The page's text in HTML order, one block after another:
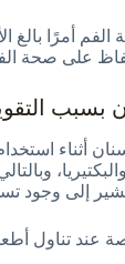
أمرًا بالغ
على صحة
بسبب
أثناء استخدام
إلى وجود
عند تناول